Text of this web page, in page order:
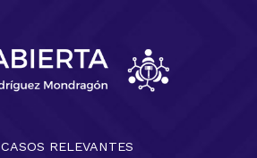
CASOS RELEVANTES